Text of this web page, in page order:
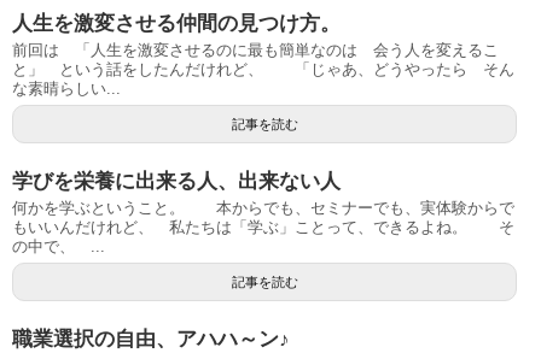
人生を激変させる仲間の見つけ方。
前回は 「人生を激変させるのに最も簡単なのは 会う人を変えるこ
と」 という話をしたんだけれど、 「じゃあ、どうやったら そん
な素晴らしい...
記事を読む
学びを栄養に出来る人、出来ない人
何かを学ぶということ。 本からでも、セミナーでも、実体験からで
もいいんだけれど、 私たちは「学ぶ」ことって、できるよね。 そ
の中で、 ...
記事を読む
職業選択の自由、アハハ～ン♪